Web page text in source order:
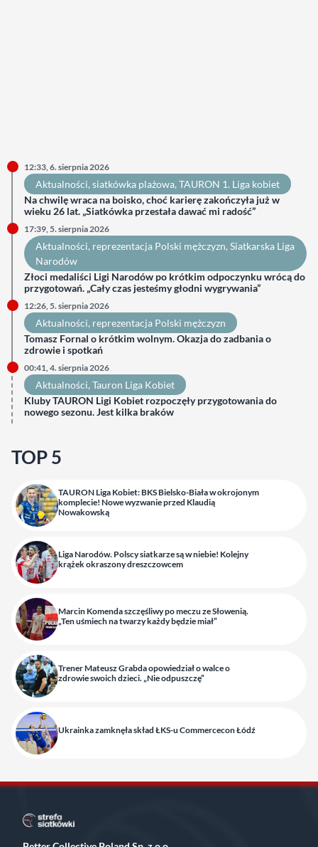
12:33, 6. sierpnia 2026
Aktualności, siatkówka plażowa, TAURON 1. Liga kobiet
Na chwilę wraca na boisko, choć karierę zakończyła już w
wieku 26 lat. „Siatkówka przestała dawać mi radość”
17:39, 5. sierpnia 2026
Aktualności, reprezentacja Polski mężczyzn, Siatkarska Liga
Narodów
Złoci medaliści Ligi Narodów po krótkim odpoczynku wrócą do
przygotowań. „Cały czas jesteśmy głodni wygrywania”
12:26, 5. sierpnia 2026
Aktualności, reprezentacja Polski mężczyzn
Tomasz Fornal o krótkim wolnym. Okazja do zadbania o
zdrowie i spotkań
00:41, 4. sierpnia 2026
Aktualności, Tauron Liga Kobiet
Kluby TAURON Ligi Kobiet rozpoczęły przygotowania do
nowego sezonu. Jest kilka braków
TOP 5
TAURON Liga Kobiet: BKS Bielsko-Biała w okrojonym
komplecie! Nowe wyzwanie przed Klaudią
Nowakowską
Liga Narodów. Polscy siatkarze są w niebie! Kolejny
krążek okraszony dreszczowcem
Marcin Komenda szczęśliwy po meczu ze Słowenią.
„Ten uśmiech na twarzy każdy będzie miał”
Trener Mateusz Grabda opowiedział o walce o
zdrowie swoich dzieci. „Nie odpuszczę”
Ukrainka zamknęła skład ŁKS-u Commercecon Łódź